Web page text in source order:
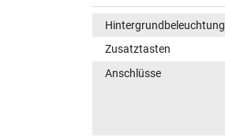
Hintergrundbeleuchtung
Zusatztasten
Anschlüsse